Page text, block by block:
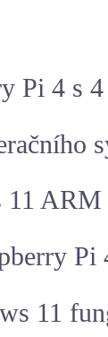
Pi 4 s
11
Pi
11